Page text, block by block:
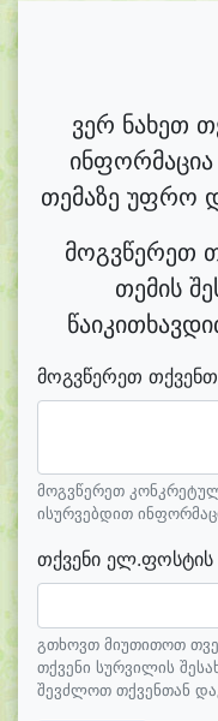
ვერ ნახეთ
ინფორმაცია
თემაზე უფრო
მოგვწერეთ
თემის
მოგვწერეთ
მოგვწერეთ
ისურვებდით
თქვენი ელ.ფოსტის
გთხოვთ მიუთითოთ
თქვენი სურვილის
შევძლოთ თქვენთან